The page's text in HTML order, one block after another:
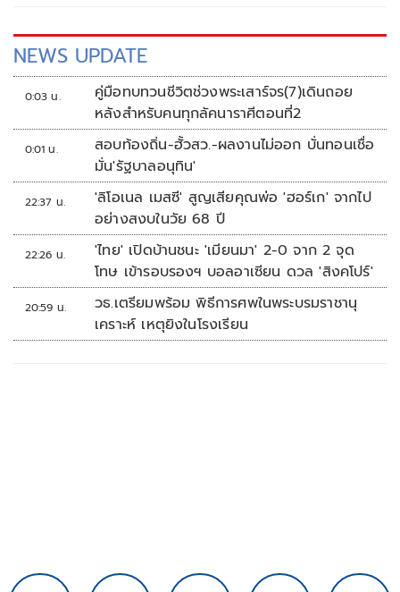
NEWS UPDATE
0:03 น.
คู่มือทบทวนชีวิตช่วงพระเสาร์จร(7)เดินถอย
หลังสำหรับคนทุกลัคนาราศีตอนที่2
0:01 น.
สอบท้องถิ่น-ฮั้วสว.-ผลงานไม่ออก บั่นทอนเชื่อ
มั่น'รัฐบาลอนุทิน'
22:37 น.
'ลิโอเนล เมสซี' สูญเสียคุณพ่อ 'ฮอร์เก' จากไป
อย่างสงบในวัย 68 ปี
22:26 น.
'ไทย' เปิดบ้านชนะ 'เมียนมา' 2-0 จาก 2 จุด
โทษ เข้ารอบรองฯ บอลอาเซียน ดวล 'สิงคโปร์'
20:59 น.
วธ.เตรียมพร้อม พิธีการศพในพระบรมราชานุ
เคราะห์ เหตุยิงในโรงเรียน